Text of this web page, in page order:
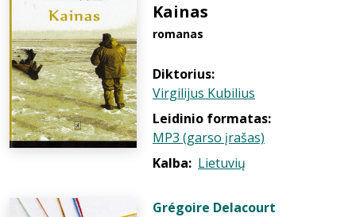
Kainas
romanas
Diktorius:
Virgilijus Kubilius
Leidinio formatas:
MP3 (garso įrašas)
Kalba: Lietuvių
Grégoire Delacourt